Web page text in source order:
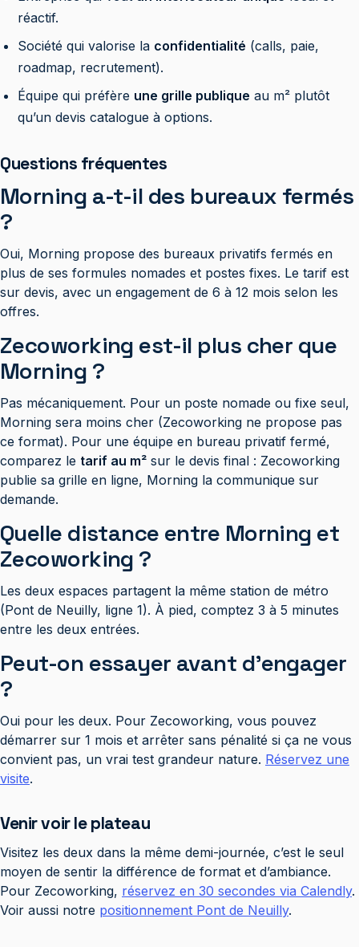
réactif.
Société qui valorise la confidentialité (calls, paie,
roadmap, recrutement).
Équipe qui préfère une grille publique au m² plutôt
qu’un devis catalogue à options.
Questions fréquentes
Morning a-t-il des bureaux fermés
?
Oui, Morning propose des bureaux privatifs fermés en
plus de ses formules nomades et postes fixes. Le tarif est
sur devis, avec un engagement de 6 à 12 mois selon les
offres.
Zecoworking est-il plus cher que
Morning ?
Pas mécaniquement. Pour un poste nomade ou fixe seul,
Morning sera moins cher (Zecoworking ne propose pas
ce format). Pour une équipe en bureau privatif fermé,
comparez le tarif au m² sur le devis final : Zecoworking
publie sa grille en ligne, Morning la communique sur
demande.
Quelle distance entre Morning et
Zecoworking ?
Les deux espaces partagent la même station de métro
(Pont de Neuilly, ligne 1). À pied, comptez 3 à 5 minutes
entre les deux entrées.
Peut-on essayer avant d’engager
?
Oui pour les deux. Pour Zecoworking, vous pouvez
démarrer sur 1 mois et arrêter sans pénalité si ça ne vous
convient pas, un vrai test grandeur nature. Réservez une
visite.
Venir voir le plateau
Visitez les deux dans la même demi-journée, c’est le seul
moyen de sentir la différence de format et d’ambiance.
Pour Zecoworking, réservez en 30 secondes via Calendly.
Voir aussi notre positionnement Pont de Neuilly.